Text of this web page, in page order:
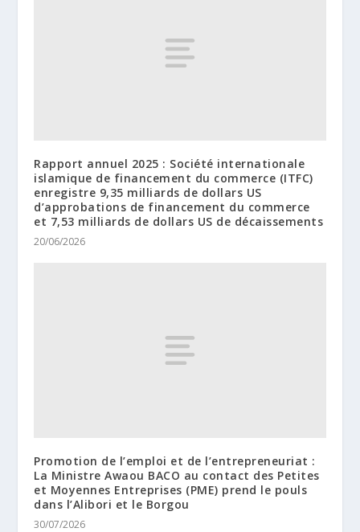
Rapport annuel 2025 : Société internationale
islamique de financement du commerce (ITFC)
enregistre 9,35 milliards de dollars US
d’approbations de financement du commerce
et 7,53 milliards de dollars US de décaissements
20/06/2026
Promotion de l’emploi et de l’entrepreneuriat :
La Ministre Awaou BACO au contact des Petites
et Moyennes Entreprises (PME) prend le pouls
dans l’Alibori et le Borgou
30/07/2026